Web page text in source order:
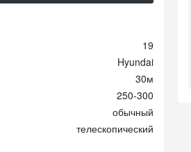
19
Hyundai
30м
250-300
обычный
телескопический